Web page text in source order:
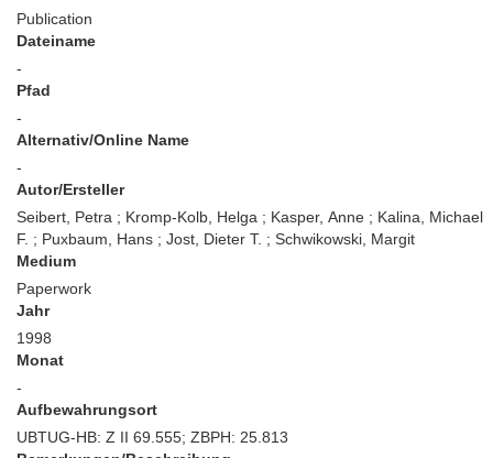
Publication
Dateiname
-
Pfad
-
Alternativ/Online Name
-
Autor/Ersteller
Seibert, Petra ; Kromp-Kolb, Helga ; Kasper, Anne ; Kalina, Michael
F. ; Puxbaum, Hans ; Jost, Dieter T. ; Schwikowski, Margit
Medium
Paperwork
Jahr
1998
Monat
-
Aufbewahrungsort
UBTUG-HB: Z II 69.555; ZBPH: 25.813